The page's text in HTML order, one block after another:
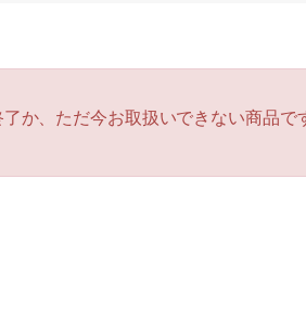
か、ただ今お取扱いできない商品で